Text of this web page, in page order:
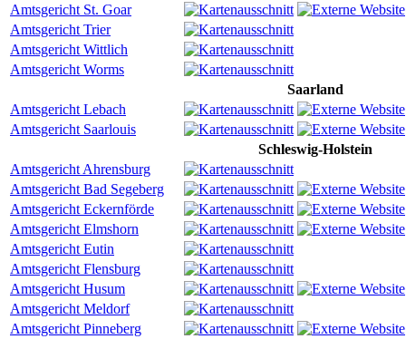
Amtsgericht St. Goar
Amtsgericht Trier
Amtsgericht Wittlich
Amtsgericht Worms
Saarland
Amtsgericht Lebach
Amtsgericht Saarlouis
Schleswig-Holstein
Amtsgericht Ahrensburg
Amtsgericht Bad Segeberg
Amtsgericht Eckernförde
Amtsgericht Elmshorn
Amtsgericht Eutin
Amtsgericht Flensburg
Amtsgericht Husum
Amtsgericht Meldorf
Amtsgericht Pinneberg